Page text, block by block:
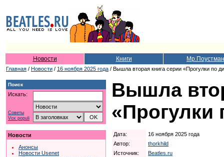
Новости Книги Мр.Поустман
Главная / Новости / 16 ноября 2025 года / Вышла вторая книга серии «Прогулки по
Поиск
Искать:
Советы
Vox populi
Новости
Анонсы
Новости Usenet
Вышла
«Прогулки
Дата:
16 ноября 2025 года
Автор:
thorkhild
Источник:
Beatles.ru